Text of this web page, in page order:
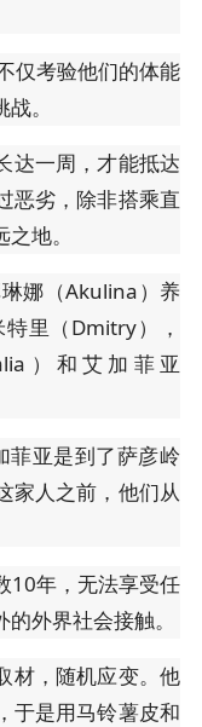
仅考验他们的体能
。
达一周，才能抵达
恶劣，除非搭乘直
地。
娜（Akulina）养
里（Dmitry），
）和艾加菲亚
菲亚是到了萨彦岭
家人之前，他们从
10年，无法享受任
外界社会接触。
材，随机应变。他
于是用马铃薯皮和